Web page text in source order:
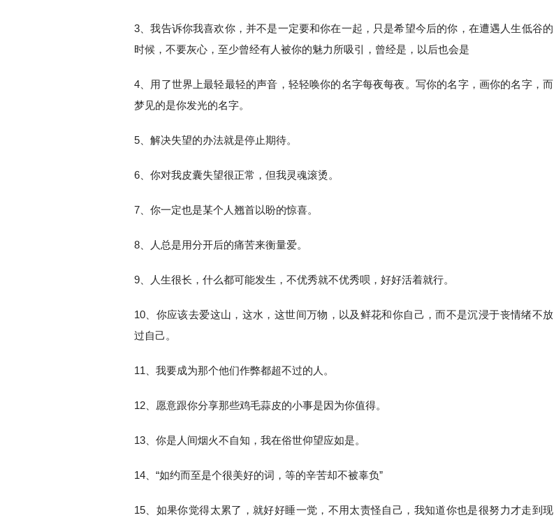
3、我告诉你我喜欢你，并不是一定要和你在一起，只是希望今后的你，在遭遇人生低谷的
时候，不要灰心，至少曾经有人被你的魅力所吸引，曾经是，以后也会是
4、用了世界上最轻最轻的声音，轻轻唤你的名字每夜每夜。写你的名字，画你的名字，而
梦见的是你发光的名字。
5、解决失望的办法就是停止期待。
6、你对我皮囊失望很正常，但我灵魂滚烫。
7、你一定也是某个人翘首以盼的惊喜。
8、人总是用分开后的痛苦来衡量爱。
9、人生很长，什么都可能发生，不优秀就不优秀呗，好好活着就行。
10、你应该去爱这山，这水，这世间万物，以及鲜花和你自己，而不是沉浸于丧情绪不放
过自己。
11、我要成为那个他们作弊都超不过的人。
12、愿意跟你分享那些鸡毛蒜皮的小事是因为你值得。
13、你是人间烟火不自知，我在俗世仰望应如是。
14、“如约而至是个很美好的词，等的辛苦却不被辜负”
15、如果你觉得太累了，就好好睡一觉，不用太责怪自己，我知道你也是很努力才走到现